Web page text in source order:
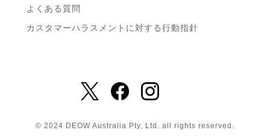
よくある質問
カスタマーハラスメントに対する行動指針
© 2024 DEOW Australia Pty, Ltd. all rights reserved.